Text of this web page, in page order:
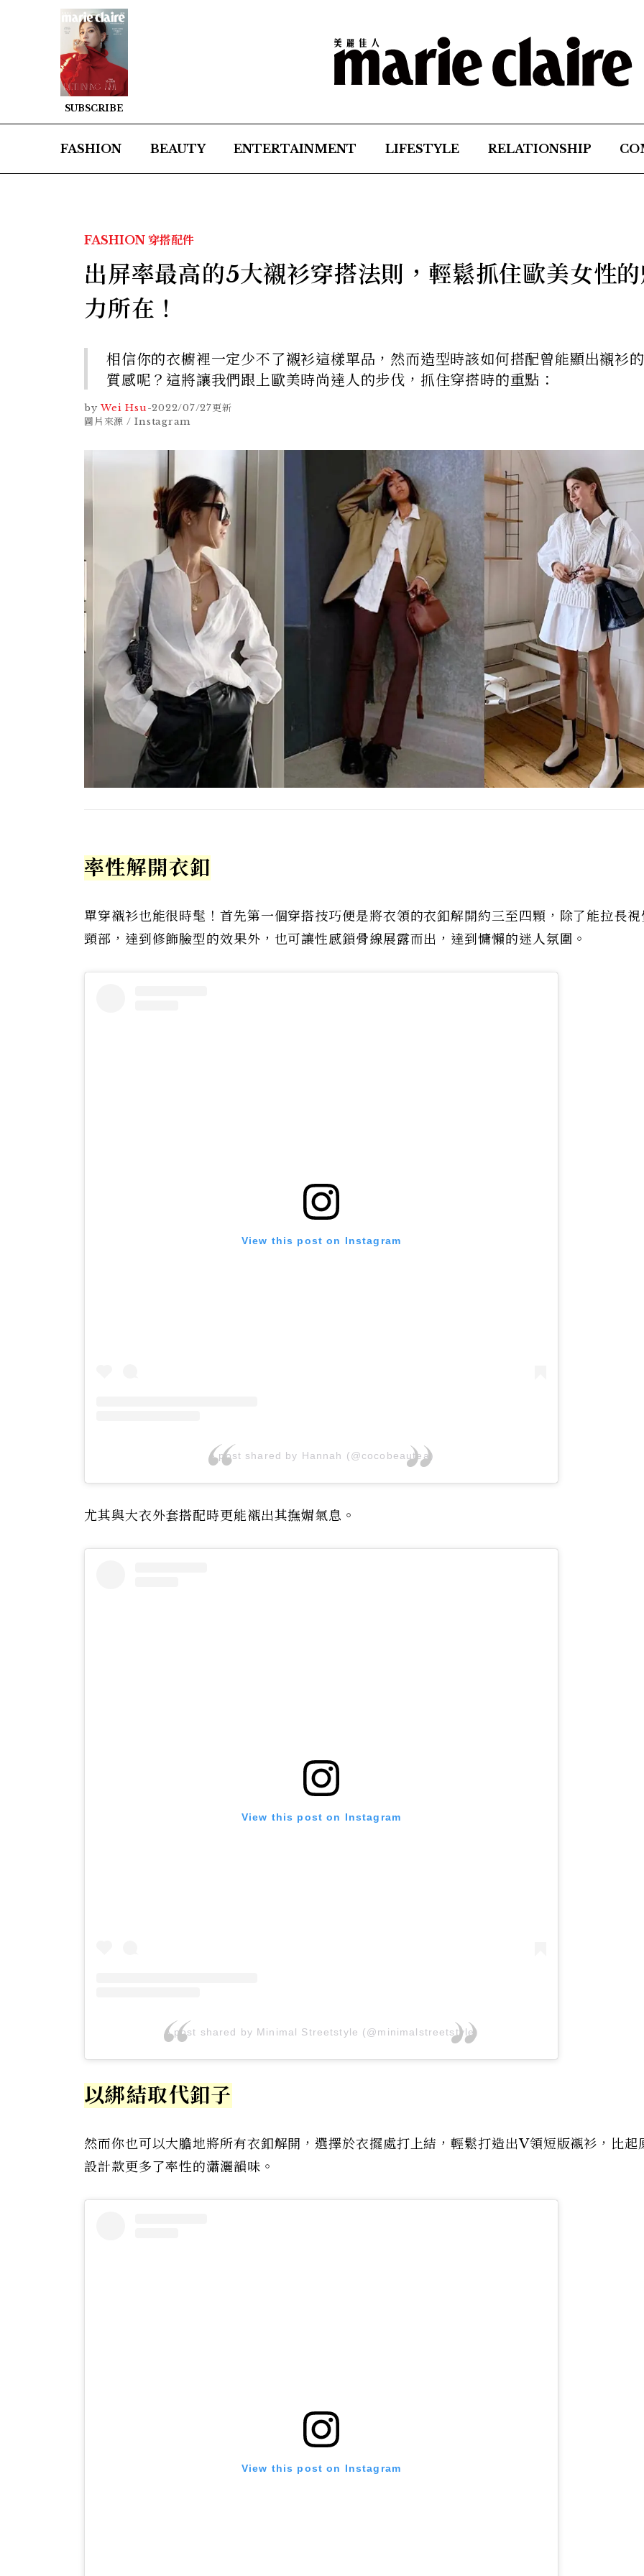
SUBSCRIBE
FASHION BEAUTY ENTERTAINMENT LIFESTYLE RELATIONSHIP
FASHION 穿搭配件
出屏率最高的5大襯衫穿搭法則，輕鬆抓住歐美女性
力所在！
相信你的衣櫥裡一定少不了襯衫這樣單品，然而造型時該如何搭配曾能顯出襯衫
質感呢？這將讓我們跟上歐美時尚達人的步伐，抓住穿搭時的重點：
by Wei Hsu-2022/07/27更新
圖片來源 / Instagram
率性解開衣釦
單穿襯衫也能很時髦！首先第一個穿搭技巧便是將衣領的衣釦解開約三至四顆，除了能拉長
頸部，達到修飾臉型的效果外，也可讓性感鎖骨線展露而出，達到慵懶的迷人氛圍。
View this post on Instagram
A post shared by Hannah (@cocobeautea)
尤其與大衣外套搭配時更能襯出其撫媚氣息。
View this post on Instagram
A post shared by Minimal Streetstyle (@minimalstreetstyle)
以綁結取代釦子
然而你也可以大膽地將所有衣釦解開，選擇於衣擺處打上結，輕鬆打造出V領短版襯衫，比起
設計款更多了率性的瀟灑韻味。
View this post on Instagram